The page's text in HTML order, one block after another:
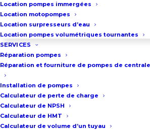
Location pompes immergées
Location motopompes
Location surpresseurs d’eau
Location pompes volumétriques tournantes
SERVICES
Réparation pompes
Réparation et fourniture de pompes de
Installation de pompes
Calculateur de perte de charge
Calculateur de NPSH
Calculateur de HMT
Calculateur de volume d’un tuyau
Le surpresseur
combine gros débit et
élevée dans un système
ses variateurs de
individuellement, le
en continu sa puissance
maintenir exactement la